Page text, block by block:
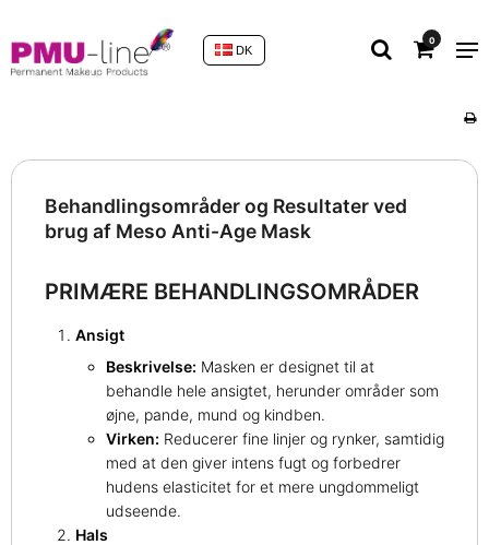
0
DK
Behandlingsområder og Resultater ved
brug af Meso Anti-Age Mask
PRIMÆRE BEHANDLINGSOMRÅDER
Ansigt
Beskrivelse: Masken er designet til at
behandle hele ansigtet, herunder områder som
øjne, pande, mund og kindben.
Virken: Reducerer fine linjer og rynker, samtidig
med at den giver intens fugt og forbedrer
hudens elasticitet for et mere ungdommeligt
udseende.
Hals